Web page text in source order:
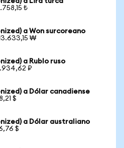
₺
a Won surcoreano
₩
a Rublo ruso
₽
a Dólar canadiense
$
a Dólar australiano
$